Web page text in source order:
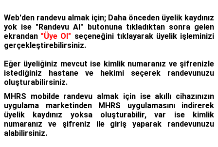
Web'den randevu almak için; Daha önceden üyelik kaydınız
yok ise "Randevu Al" butonuna tıkladıktan sonra gelen
ekrandan "Üye Ol" seçeneğini tıklayarak üyelik işleminizi
gerçekleştirebilirsiniz.
Eğer üyeliğiniz mevcut ise kimlik numaranız ve şifrenizle
istediğiniz hastane ve hekimi seçerek randevunuzu
oluşturabilirsiniz.
MHRS mobilde randevu almak için ise akıllı cihazınızın
uygulama marketinden MHRS uygulamasını indirerek
üyelik kaydınız yoksa oluşturabilir, var ise kimlik
numaranız ve şifreniz ile giriş yaparak randevunuzu
alabilirsiniz.